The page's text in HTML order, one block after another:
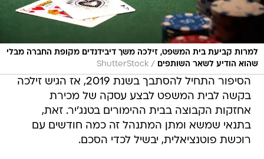
למרות קביעת בית המשפט, זילכה משך דיבידנדים מקופת החברה מבלי
שהוא הודיע לשאר השותפים /
ShutterStock
הסיפור התחיל להסתבך בשנת 2019, אז הגיש זילכה
בקשה לבית המשפט לבצע עסקה של מכירת
אחזקות הקבוצה בבית ההימורים בטנג'יר. זאת,
בתנאי שמשא ומתן המתנהל זה כמה חודשים עם
רוכשת פוטנציאלית, יבשיל לכדי הסכם.